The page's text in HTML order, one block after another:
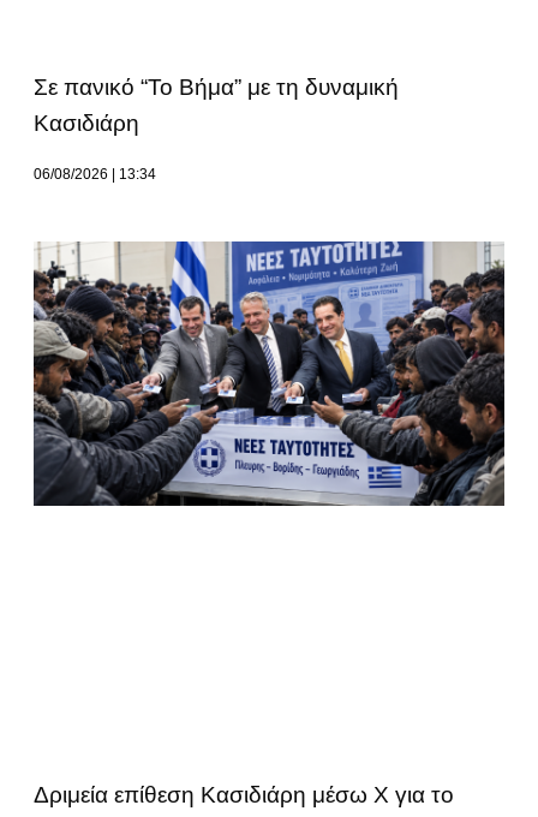
Σε πανικό “Το Βήμα” με τη δυναμική
Κασιδιάρη
06/08/2026 13:34
Δριμεία επίθεση Κασιδιάρη μέσω Χ για το